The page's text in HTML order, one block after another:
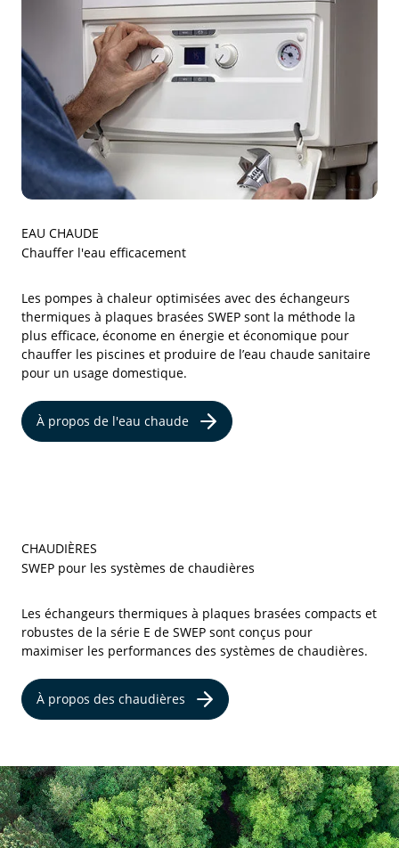
EAU CHAUDE
Chauffer l'eau efficacement
Les pompes à chaleur optimisées avec des échangeurs
thermiques à plaques brasées SWEP sont la méthode la
plus efficace, économe en énergie et économique pour
chauffer les piscines et produire de l’eau chaude sanitaire
pour un usage domestique.
À propos de l'eau chaude
CHAUDIÈRES
SWEP pour les systèmes de chaudières
Les échangeurs thermiques à plaques brasées compacts et
robustes de la série E de SWEP sont conçus pour
maximiser les performances des systèmes de chaudières.
À propos des chaudières